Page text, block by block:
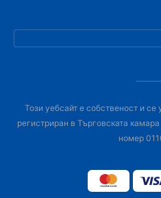
Този уебсайт е собственост и се
регистриран в Търговската
номер